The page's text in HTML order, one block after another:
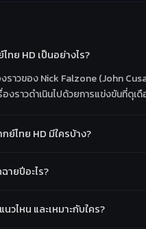
ทย HD เป็นอย่างไร?
งราวของ Nick Falzone (John
งราวดำเนินไปด้วยการแข่งขันที่
ไทย HD มีใครบ้าง?
ายปีอะไร?
วไหน และเหมาะกับใคร?